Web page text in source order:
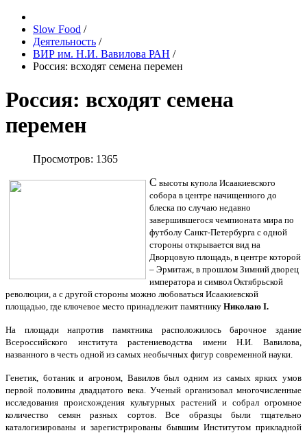
Slow Food /
Деятельность /
ВИР им. Н.И. Вавилова РАН /
Россия: всходят семена перемен
Россия: всходят семена
перемен
Просмотров: 1365
С высоты купола Исаакиевского
собора в центре начищенного до
блеска по случаю недавно
завершившегося чемпионата мира по
футболу Санкт-Петербурга с одной
стороны открывается вид на
Дворцовую площадь, в центре которой
– Эрмитаж, в прошлом Зимний дворец
императора и символ Октябрьской
революции, а с другой стороны можно любоваться Исаакиевской
площадью, где ключевое место принадлежит памятнику Николаю I.
На площади напротив памятника расположилось барочное здание
Всероссийского института растениеводства имени Н.И. Вавилова,
названного в честь одной из самых необычных фигур современной науки.
Генетик, ботаник и агроном, Вавилов был одним из самых ярких умов
первой половины двадцатого века. Ученый организовал многочисленные
исследования происхождения культурных растений и собрал огромное
количество семян разных сортов. Все образцы были тщательно
каталогизированы и зарегистрированы бывшим Институтом прикладной